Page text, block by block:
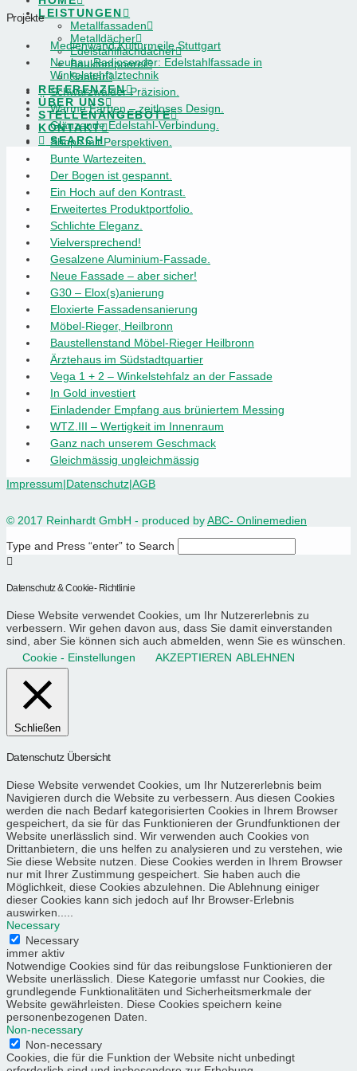
LEISTUNGEN
Metallfassaden
Metalldächer
Edelstahlflachdächer
Bauklempnerei
Sanitär
REFERENZEN
ÜBER UNS
STELLENANGEBOTE
KONTAKT
SEARCH
Projekte
Medienwand Kulturmeile Stuttgart
Neubau Radiosender: Edelstahlfassade in
Winkelstehfalztechnik
Schwarzwälder Präzision.
Warme Farben – zeitloses Design.
Glänzende Edelstahl-Verbindung.
Shops mit Perspektiven.
Bunte Wartezeiten.
Der Bogen ist gespannt.
Ein Hoch auf den Kontrast.
Erweitertes Produktportfolio.
Schlichte Eleganz.
Vielversprechend!
Gesalzene Aluminium-Fassade.
Neue Fassade – aber sicher!
G30 – Elox(s)anierung
Eloxierte Fassadensanierung
Möbel-Rieger, Heilbronn
Baustellenstand Möbel-Rieger Heilbronn
Ärztehaus im Südstadtquartier
Vega 1 + 2 – Winkelstehfalz an der Fassade
In Gold investiert
Einladender Empfang aus brüniertem Messing
WTZ.III – Wertigkeit im Innenraum
Ganz nach unserem Geschmack
Gleichmässig ungleichmässig
Impressum|Datenschutz|AGB
© 2017 Reinhardt GmbH - produced byABC- Onlinemedien
Type and Press “enter” to Search
Datenschutz & Cookie- Richtlinie
Diese Website verwendet Cookies, um Ihr Nutzererlebnis zu
verbessern. Wir gehen davon aus, dass Sie damit einverstanden
sind, aber Sie können sich auch abmelden, wenn Sie es wünschen.
Cookie - Einstellungen
AKZEPTIEREN ABLEHNEN
Schließen
Datenschutz Übersicht
Diese Website verwendet Cookies, um Ihr Nutzererlebnis beim
Navigieren durch die Website zu verbessern. Aus diesen Cookies
werden die nach Bedarf kategorisierten Cookies in Ihrem Browser
gespeichert, da sie für das Funktionieren der Grundfunktionen der
Website unerlässlich sind. Wir verwenden auch Cookies von
Drittanbietern, die uns helfen zu analysieren und zu verstehen, wie
Sie diese Website nutzen. Diese Cookies werden in Ihrem Browser
nur mit Ihrer Zustimmung gespeichert. Sie haben auch die
Möglichkeit, diese Cookies abzulehnen. Die Ablehnung einiger
dieser Cookies kann sich jedoch auf Ihr Browser-Erlebnis
auswirken.....
Necessary
Necessary
immer aktiv
Notwendige Cookies sind für das reibungslose Funktionieren der
Website unerlässlich. Diese Kategorie umfasst nur Cookies, die
grundlegende Funktionalitäten und Sicherheitsmerkmale der
Website gewährleisten. Diese Cookies speichern keine
personenbezogenen Daten.
Non-necessary
Non-necessary
Cookies, die für die Funktion der Website nicht unbedingt